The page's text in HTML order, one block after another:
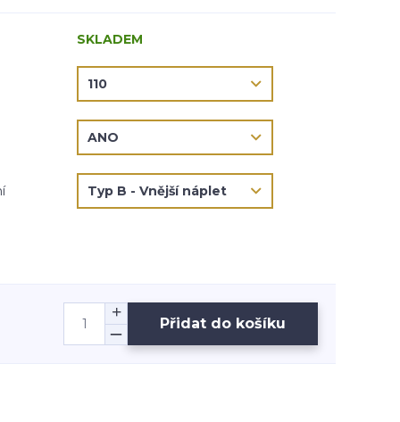
SKLADEM
Přidat do košíku